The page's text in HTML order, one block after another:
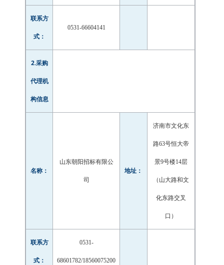
联系方
式：
0531-66604141
2.采购
代理机
构信息
名称：
山东朝阳招标有限公
司
地址：
济南市文化东
路63号恒大帝
景9号楼14层
（山大路和文
化东路交叉
口）
联系方
式：
0531-
68601782/18560075200